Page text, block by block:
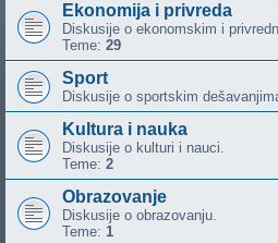
Ekonomija i privreda
Diskusije o ekonomskim i
Teme: 29
Sport
Diskusije o sportskim
Kultura i nauka
Diskusije o kulturi i nauci.
Teme: 2
Obrazovanje
Diskusije o obrazovanju.
Teme: 1